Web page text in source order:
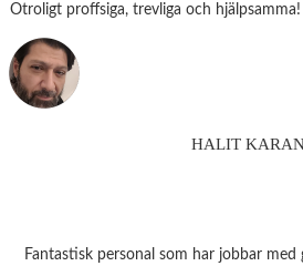
Otroligt proffsiga, trevliga och
HALIT
Fantastisk personal som har jobbar